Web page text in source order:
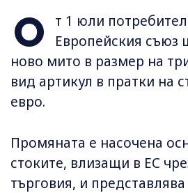
О
т 1 юли
Европейския съюз
ново мито в размер на
вид артикул в пратки на
евро.
Промяната е насочена
стоките, влизащи в ЕС
търговия, и